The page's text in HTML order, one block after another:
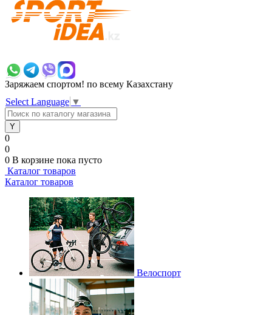
Заряжаем спортом! по всему Казахстану
Select Language ▼
0
0
0 В корзине пока пусто
Каталог товаров
Каталог товаров
Велоспорт